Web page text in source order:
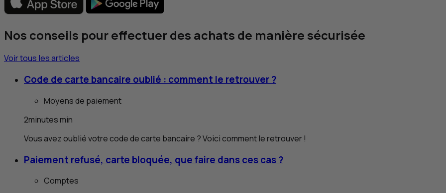
Nos conseils pour effectuer des achats de manière sécurisée
Voir tous les articles
Code de carte bancaire oublié : comment le retrouver ?
Moyens de paiement
2minutesmin
Vous avez oublié votre code de carte bancaire ? Voici comment le retrouver !
Paiement refusé, carte bloquée, que faire dans ces cas ?
Comptes